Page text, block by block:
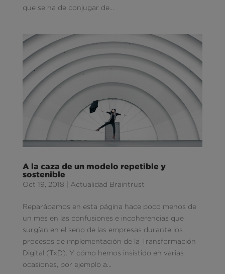
que se ha de conjugar de...
A la caza de un modelo repetible y
sostenible
Oct 19, 2018 Actualidad Braintrust
Reparábamos en esta página hace poco menos de
un mes en las confusiones e incoherencias que
surgían en el seno de las empresas durante los
procesos de implementación de la Transformación
Digital (TxD). Y cómo hemos insistido en varias
ocasiones, por ejemplo a...